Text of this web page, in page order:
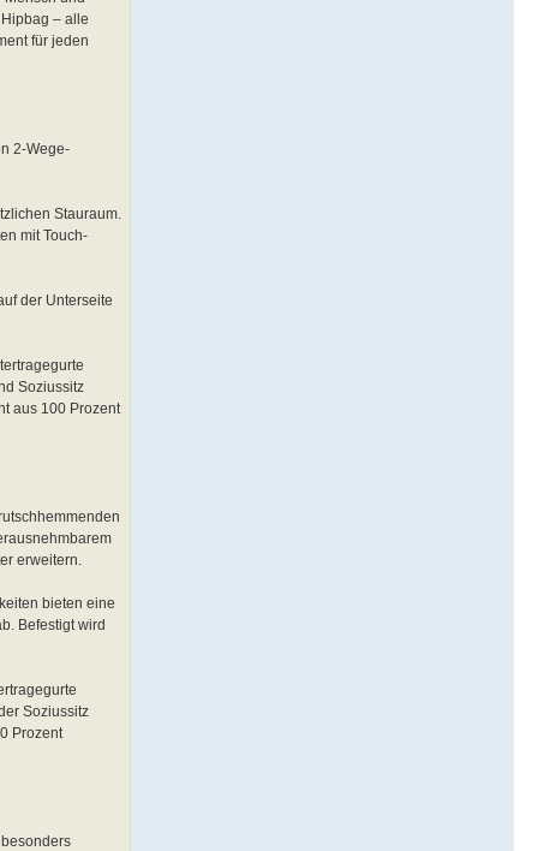
– alle
für jeden
2-Wege-
Stauraum.
mit Touch-
der Unterseite
Soziussitz
aus 100 Prozent
erweitern.
bieten eine
Befestigt wird
Soziussitz
Prozent